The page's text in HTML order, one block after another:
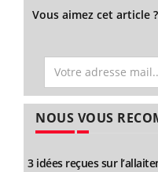
Vous aimez cet article
NOUS VOUS
3 idées reçues sur